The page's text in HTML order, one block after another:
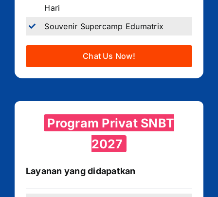
Hari
Souvenir Supercamp Edumatrix
Chat Us Now!
Program Privat SNBT
2027
Layanan yang didapatkan